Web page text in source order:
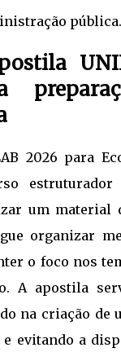
pública.
2026 para
um material
organizar
o foco nos
A apostila
na criação de
evitando a